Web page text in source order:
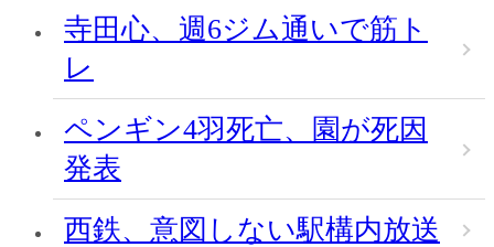
寺田心、週6ジム通いで筋ト
レ
ペンギン4羽死亡、園が死因
発表
西鉄、意図しない駅構内放送